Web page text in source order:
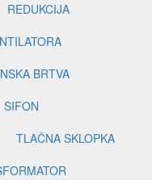
REDUKCIJA
BRTVA
SIFON
TLAČNA SKLOPKA